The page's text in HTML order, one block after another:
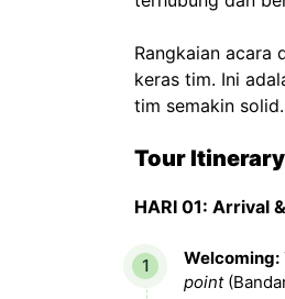
Rangkaian acara
keras tim. Ini
tim semakin solid.
Tour Itinerary
HARI 01: Arrival
Welcoming:
point